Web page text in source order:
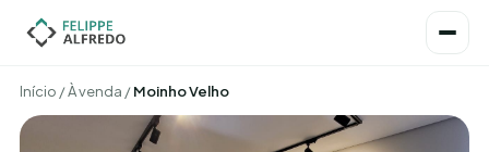
Início /À venda /Moinho Velho